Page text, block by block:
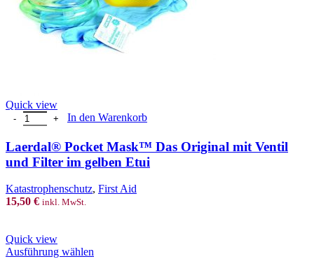
Quick view
Laerdal® Pocket Mask™ Das Original mit Ventil und Filter im
In den Warenkorb
Laerdal® Pocket Mask™ Das Original mit Ventil
und Filter im gelben Etui
Katastrophenschutz, First Aid
15,50 € inkl. MwSt.
Quick view
Ausführung wählen